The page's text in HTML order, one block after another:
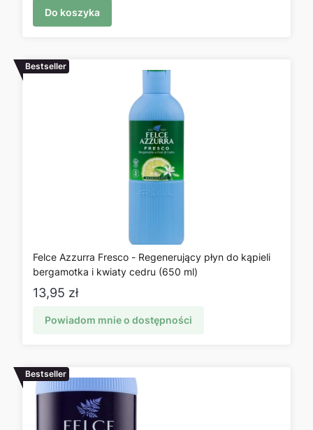
Do koszyka
Bestseller
Felce Azzurra Fresco - Regenerujący płyn do kąpieli
bergamotka i kwiaty cedru (650 ml)
Cena
13,95 zł
Powiadom mnie o dostępności
Bestseller